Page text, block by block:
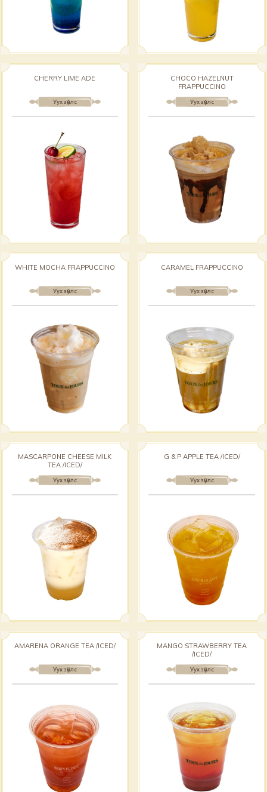
Уух зүйлс
CHERRY LIME ADE
Уух зүйлс
CHOCO HAZELNUT
FRAPPUCCINO
Уух зүйлс
WHITE MOCHA FRAPPUCCINO
Уух зүйлс
CARAMEL FRAPPUCCINO
Уух зүйлс
MASCARPONE CHEESE MILK
TEA /ICED/
Уух зүйлс
G & P APPLE TEA /ICED/
Уух зүйлс
AMARENA ORANGE TEA /ICED/
Уух зүйлс
MANGO STRAWBERRY TEA
/ICED/